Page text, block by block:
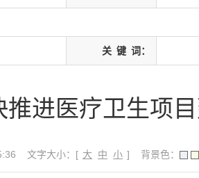
关 键 词：
推进医疗卫生项
文字大小：[ 大 中 小 ] 背景色：